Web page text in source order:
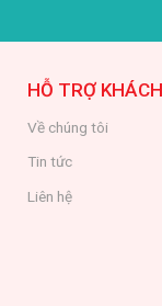
HỖ TRỢ
Về chúng tôi
Tin tức
Liên hệ